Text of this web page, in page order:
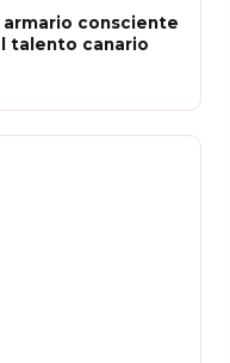
consciente
talento canario